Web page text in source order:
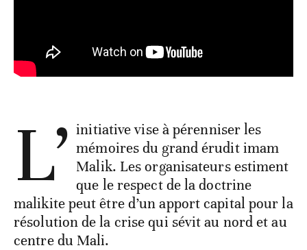
L’ initiative vise à pérenniser les
mémoires du grand érudit imam
Malik. Les organisateurs estiment
que le respect de la doctrine
malikite peut être d’un apport capital pour la
résolution de la crise qui sévit au nord et au
centre du Mali.